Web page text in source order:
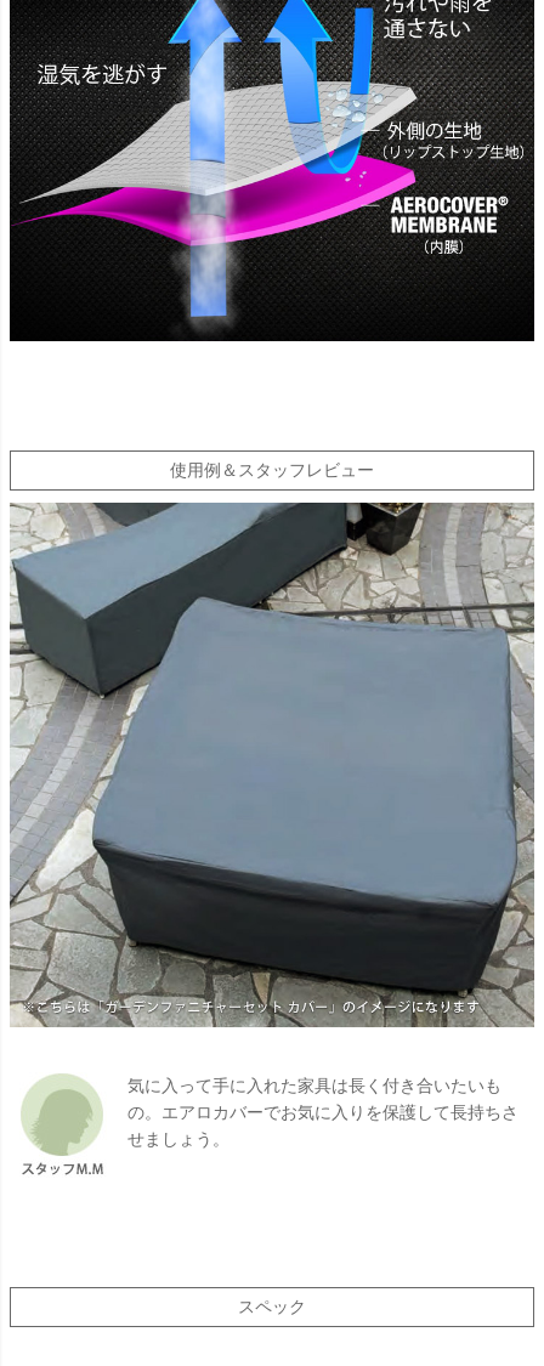
使用例＆スタッフレビュー
気に入って手に入れた家具は長く付き合いたいも
の。エアロカバーでお気に入りを保護して長持ちさ
せましょう。
スペック